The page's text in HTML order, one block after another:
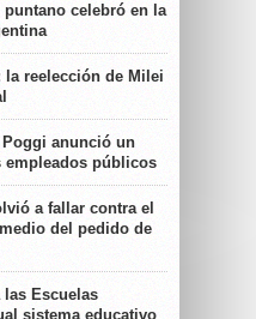
celebró en la
la reelección de Milei
Poggi anunció un
empleados públicos
a fallar contra el
del pedido de
las Escuelas
sistema educativo